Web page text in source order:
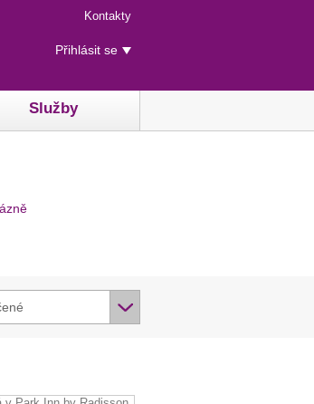
Menu
rychlého
přístupu
Kontakty
Uživatelské
menu
Přihlásit se
Služby